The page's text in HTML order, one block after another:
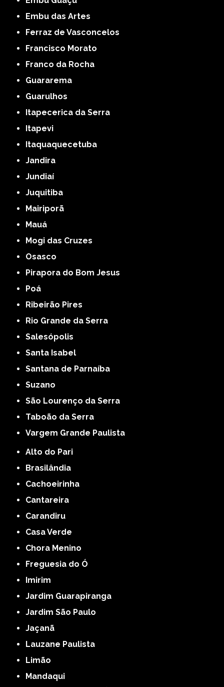
Embu das Artes
Ferraz de Vasconcelos
Francisco Morato
Franco da Rocha
Guararema
Guarulhos
Itapecerica da Serra
Itapevi
Itaquaquecetuba
Jandira
Jundiaí
Juquitiba
Mairiporã
Mauá
Mogi das Cruzes
Osasco
Pirapora do Bom Jesus
Poá
Ribeirão Pires
Rio Grande da Serra
Salesópolis
Santa Isabel
Santana de Parnaíba
Suzano
São Lourenço da Serra
Taboão da Serra
Vargem Grande Paulista
Alto do Pari
Brasilândia
Cachoeirinha
Cantareira
Carandiru
Casa Verde
Chora Menino
Freguesia do Ó
Imirim
Jardim Guarapiranga
Jardim São Paulo
Jaçanã
Lauzane Paulista
Limão
Mandaqui